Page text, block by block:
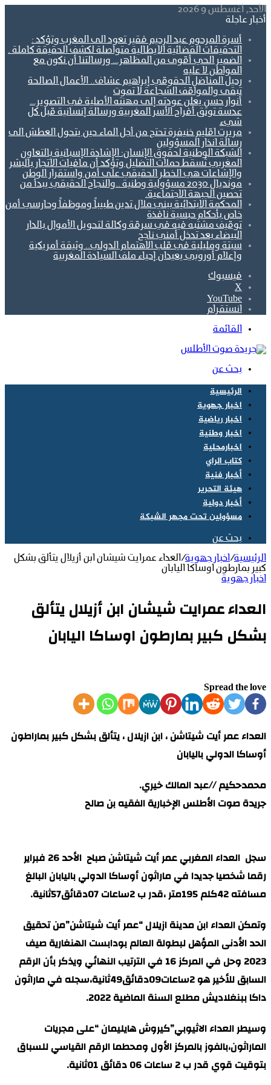
الأحد, أغسطس 9 2026
أخبار عاجلة
أسرة المرحوم عبد الرحيم فقير تعود الى المغرب وتؤكد :
التحقيقات القضائية الايطالية متواصلة لكشف الحقيقة كاملة .
الضمير الحي أقوى من المظاهر… ورسالتنا أن نكون مع
المواطن لا عليه
رحيل المناضل الحقوقي إبراهيم عشاف.. الأعمال الصالحة
تبقى والمواقف الشجاعة لا تموت
أنوار حسن يعلن عودته إلى مهنته الأصلية في التصوير…
عدسة توثق أفراح الأسر المغربية ورسالة إنسانية قبل كل
شيء
مريرت اقليم خنيفرة تحتج من أجل الماء.حين يتحول العطش الى
رسالة انذار المسؤولين
الشبكة الوطنية لحقوق الإنسان: الإشادة الإسبانية بالتعاون
المغربي تُسقط حملات التضليل وتؤكد أن مافيات الاتجار بالبشر
والإشاعات هي الخطر الحقيقي على أمن واستقرار الوطن
مونديال 2030 مسؤولية وطنية ..والنجاح الحقيقي يبدأ من
تحصين الجبهة الاجتماعية.
المحكمة الابتدائية ببني ملال تدين طبيباً وموظفاً وحارسي أمن
خاص بأحكام حبسية نافذة
توقيف مشتبه فيه في سرقة وكالة لتحويل الأموال بالدار
البيضاء بعد تدخل أمني ناجح
سبتة ومليلية في قلب الاهتمام الدولي.. وثيقة أمريكية
وإعلام أوروبي يعيدان إحياء ملف السيادة المغربية
فيسبوك
‫X
‫YouTube
انستقرام
القائمة
بحث عن
الرئيسية
اخبار جهوية
اخبار رياضية
اخبار وطنية
اخبارمحلية
كتاب الراي
أخبار فنية
هيئة التحرير
أخبار دولية
مسؤولين تحت مجهر الشبكة
بحث عن
الرئيسية/ اخبار جهوية/ العداء عمرايت شيشان ابن أزيلال يتألق بشكل
كبير بمارطون اوساكا اليابان
اخبار جهوية
العداء عمرايت شيشان ابن أزيلال يتألق
بشكل كبير بمارطون اوساكا اليابان
Spread the love
العداء عمر أيت شيتاشن ، ابن ازيلال ، يتألق بشكل كبير بماراطون
أوساكا الدولي باليابان
محمدحكيم //عبد المالك خيري.
جريدة صوت الأطلس الإخبارية الفقيه بن صالح
سجل العداء المغربي عمر أيت شيتاشن صباح الأحد 26 فبراير
رقما شخصيا جديدا في ماراثون أوساكا الدولي باليابان البالغ
مسافته 42كلم 195متر ،قدر ب 2ساعات 07دقائق57ثانية.
وتمكن العداء ابن مدينة ازيلال “عمر أيت شيتاشن”من تحقيق
الحد الأدنى المؤهل لبطولة العالم بودابست الهنغارية صيف
2023 وحل في المركز 16 في الترتيب النهائي ويذكر بأن الرقم
السابق للأخير هو 2ساعات09دقائق49ثانية،سجله في ماراثون
داكا ببنغلاديش مطلع السنة الماضية 2022.
وسيطر العداء الاثيوبي”كيروش هايليمان “على مجريات
الماراثون،بالفوز بالمركز الأول ومحطما الرقم القياسي للسباق
بتوقيت قوي قدر ب 2 ساعات 06 دقائق 01ثانية.